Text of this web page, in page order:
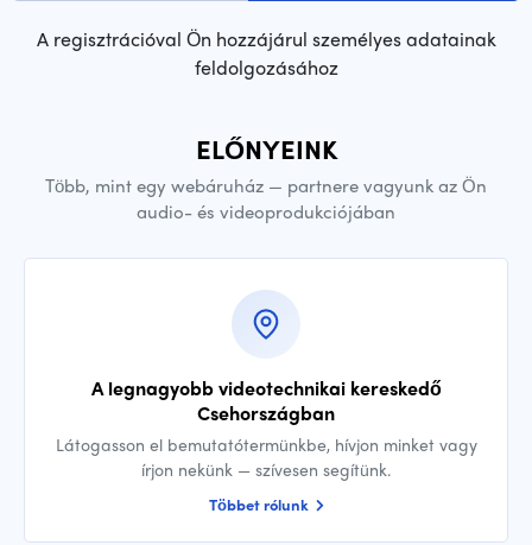
A regisztrációval Ön hozzájárul személyes adatainak
feldolgozásához
ELŐNYEINK
Több, mint egy webáruház — partnere vagyunk az Ön
audio- és videoprodukciójában
A legnagyobb videotechnikai kereskedő
Csehországban
Látogasson el bemutatótermünkbe, hívjon minket vagy
írjon nekünk — szívesen segítünk.
Többet rólunk